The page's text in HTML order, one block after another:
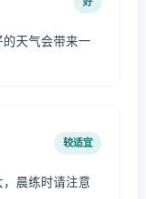
天气会带来一
较适宜
晨练时请注意